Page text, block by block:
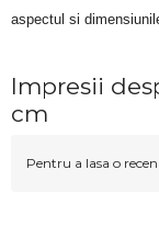
aspectul si
Impresii
cm
Pentru a lasa o